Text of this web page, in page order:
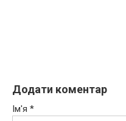
Додати коментар
Ім'я *